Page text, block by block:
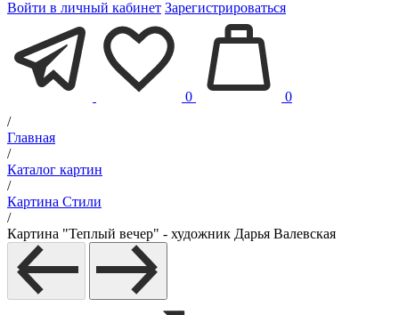
Войти в личный кабинет Зарегистрироваться
0
0
/
Главная
/
Каталог картин
/
Картина Стили
/
Картина "Теплый вечер" - художник Дарья Валевская